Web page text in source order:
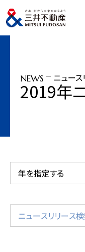
トップページ ニュースリ
（仮称）京都二条ホテルプロ
NEWS ニュース
2019年
年を指定する